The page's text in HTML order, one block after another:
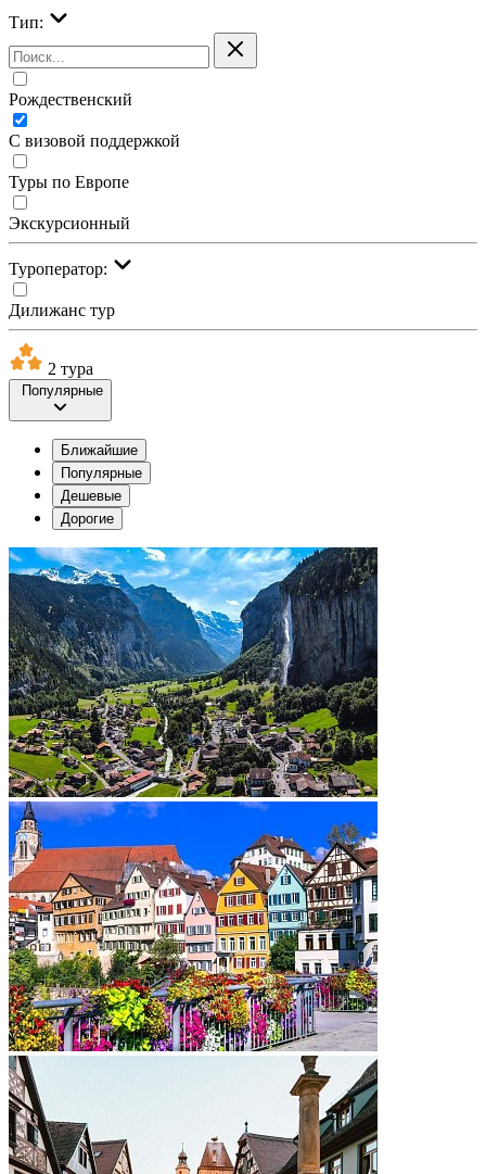
Тип:
Рождественский
С визовой поддержкой
Туры по Европе
Экскурсионный
Туроператор:
Дилижанс тур
2 тура
Популярные
Ближайшие
Популярные
Дешевые
Дорогие